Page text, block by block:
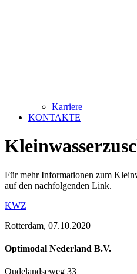
Karriere
KONTAKTE
Für mehr Informationen zum
auf den nachfolgenden Link.
KWZ
Rotterdam, 07.10.2020
Optimodal Nederland B.V.
Oudelandseweg 33